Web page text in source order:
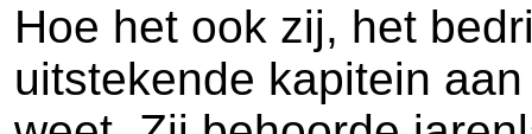
Hoe het ook zij, het
uitstekende kapitein